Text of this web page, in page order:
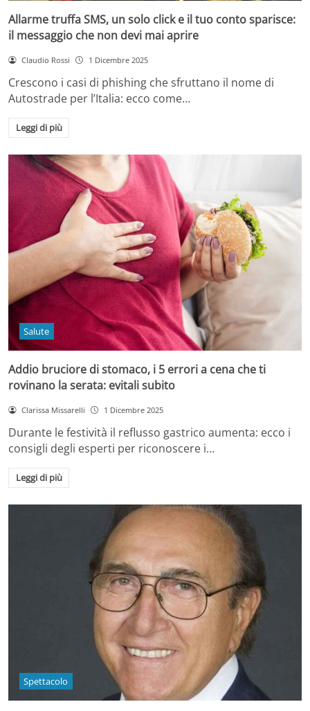
Allarme truffa SMS, un solo click e il tuo conto sparisce:
il messaggio che non devi mai aprire
Claudio Rossi 1 Dicembre 2025
Crescono i casi di phishing che sfruttano il nome di
Autostrade per l’Italia: ecco come…
Leggi di più
Salute
Addio bruciore di stomaco, i 5 errori a cena che ti
rovinano la serata: evitali subito
Clarissa Missarelli 1 Dicembre 2025
Durante le festività il reflusso gastrico aumenta: ecco i
consigli degli esperti per riconoscere i…
Leggi di più
Spettacolo